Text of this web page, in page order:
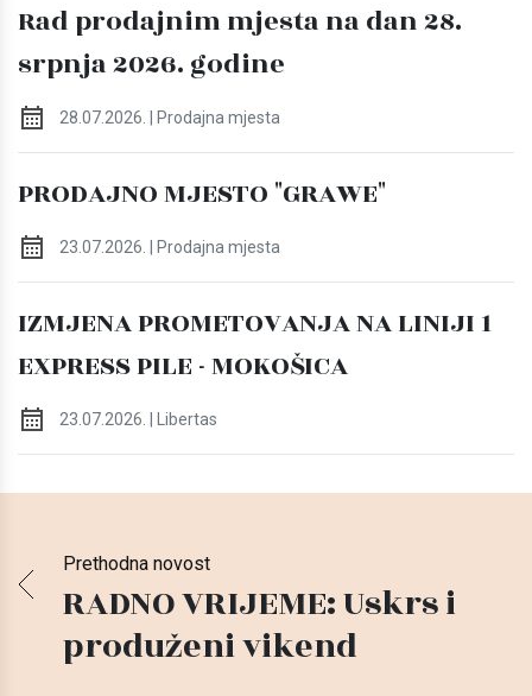
Rad prodajnim mjesta na dan 28.
srpnja 2026. godine
28.07.2026. | Prodajna mjesta
PRODAJNO MJESTO "GRAWE"
23.07.2026. | Prodajna mjesta
IZMJENA PROMETOVANJA NA LINIJI 1
EXPRESS PILE - MOKOŠICA
23.07.2026. | Libertas
Prethodna novost
RADNO VRIJEME: Uskrs i
produženi vikend